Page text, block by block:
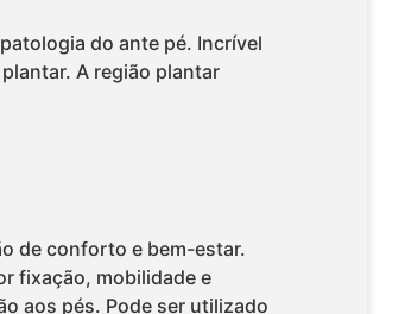
do ante pé. Incrível
A região plantar
de conforto e bem-estar.
fixação, mobilidade e
aos pés. Pode ser utilizado